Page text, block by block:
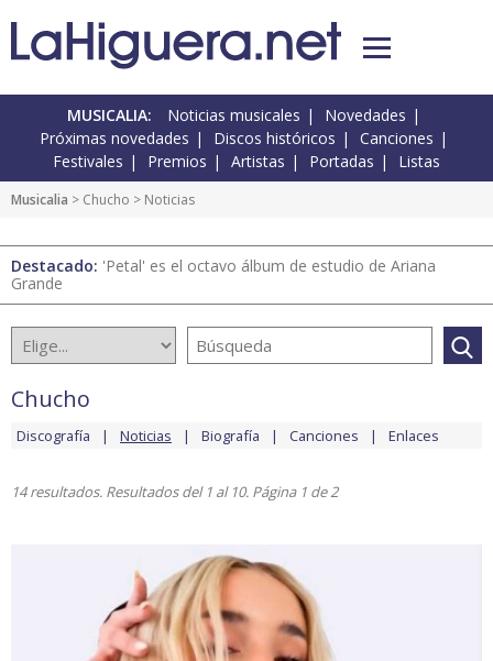
MUSICALIA: Noticias musicales
Novedades
Próximas novedades
Discos históricos
Canciones
Festivales
Premios Artistas Portadas Listas
Musicalia > Chucho > Noticias
Destacado: 'Petal' es el octavo álbum de estudio de Ariana
Grande
Chucho
Discografía Noticias Biografía Canciones Enlaces
14 resultados. Resultados del 1 al 10. Página 1 de 2